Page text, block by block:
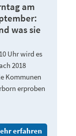
am
was sie
Uhr wird es
2018
Kommunen
erproben
erfahren